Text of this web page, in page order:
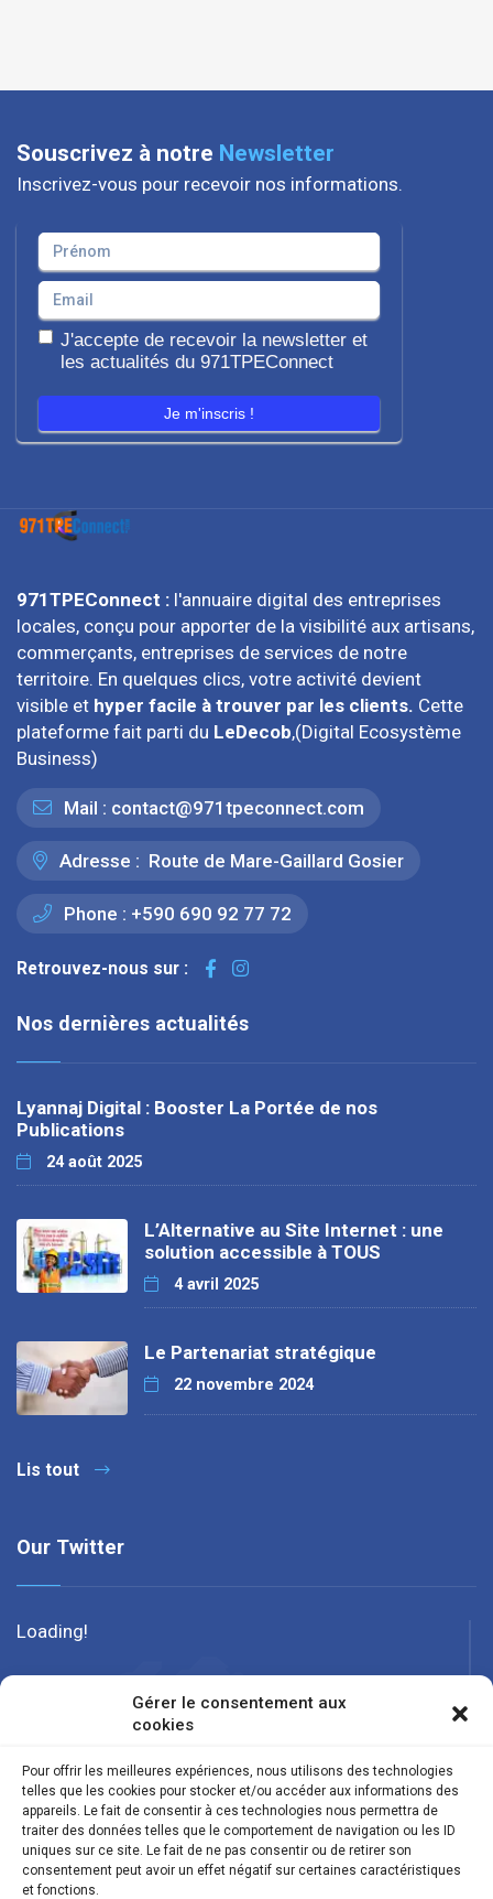
Gérer le consentement aux
cookies
Pour offrir les meilleures expériences, nous utilisons des technologies
telles que les cookies pour stocker et/ou accéder aux informations des
appareils. Le fait de consentir à ces technologies nous permettra de
traiter des données telles que le comportement de navigation ou les ID
uniques sur ce site. Le fait de ne pas consentir ou de retirer son
consentement peut avoir un effet négatif sur certaines caractéristiques
et fonctions.
Souscrivez à notre Newsletter
Inscrivez-vous pour recevoir nos informations.
J'accepte de recevoir la newsletter et
les actualités du 971TPEConnect
Je m'inscris !
971TPEConnect : l'annuaire digital des entreprises
locales, conçu pour apporter de la visibilité aux artisans,
commerçants, entreprises de services de notre
territoire. En quelques clics, votre activité devient
visible et hyper facile à trouver par les clients. Cette
plateforme fait parti du LeDecob,(Digital Ecosystème
Business)
Mail : contact@971tpeconnect.com
Adresse : Route de Mare-Gaillard Gosier
Phone : +590 690 92 77 72
Retrouvez-nous sur :
Nos dernières actualités
Lyannaj Digital : Booster La Portée de nos
Publications
24 août 2025
L’Alternative au Site Internet : une
solution accessible à TOUS
4 avril 2025
Le Partenariat stratégique
22 novembre 2024
Lis tout
Our Twitter
Loading!